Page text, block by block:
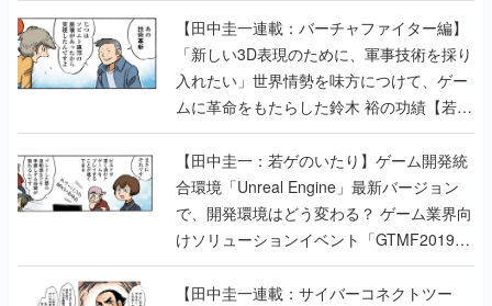
【田中圭一連載：バーチャファイター編】
「新しい3D表現のために、軍事技術を採り
入れたい」世界情勢を味方につけて、ゲー
ムに革命をもたらした鈴木 裕の功績【若ゲ
のいたり】
【田中圭一：若ゲのいたり】ゲーム開発統
合環境「Unreal Engine」最新バージョン
で、開発環境はどう変わる？ ゲーム業界向
けソリューションイベント「GTMF2019」
に行って、より理解を深めよう【PR】
【田中圭一連載：サイバーコネクトツー